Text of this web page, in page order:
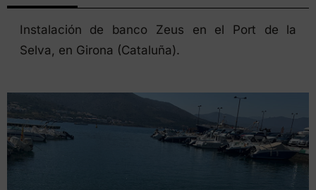
Instalación de banco Zeus en el Port de la
Selva, en Girona (Cataluña).